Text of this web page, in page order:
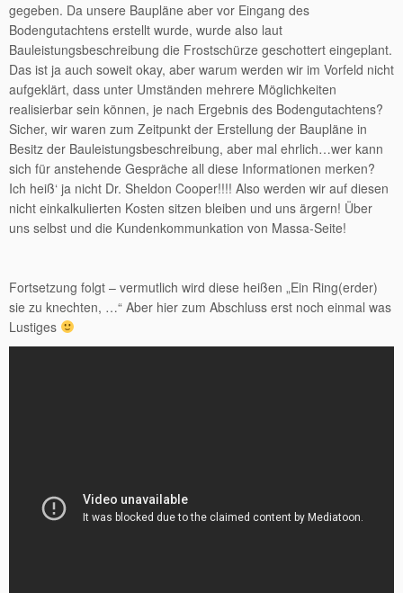
gegeben. Da unsere Baupläne aber vor Eingang des
Bodengutachtens erstellt wurde, wurde also laut
Bauleistungsbeschreibung die Frostschürze geschottert eingeplant.
Das ist ja auch soweit okay, aber warum werden wir im Vorfeld nicht
aufgeklärt, dass unter Umständen mehrere Möglichkeiten
realisierbar sein können, je nach Ergebnis des Bodengutachtens?
Sicher, wir waren zum Zeitpunkt der Erstellung der Baupläne in
Besitz der Bauleistungsbeschreibung, aber mal ehrlich…wer kann
sich für anstehende Gespräche all diese Informationen merken?
Ich heiß‘ ja nicht Dr. Sheldon Cooper!!!! Also werden wir auf diesen
nicht einkalkulierten Kosten sitzen bleiben und uns ärgern! Über
uns selbst und die Kundenkommunkation von Massa-Seite!
Fortsetzung folgt – vermutlich wird diese heißen „Ein Ring(erder)
sie zu knechten, …“ Aber hier zum Abschluss erst noch einmal was
Lustiges